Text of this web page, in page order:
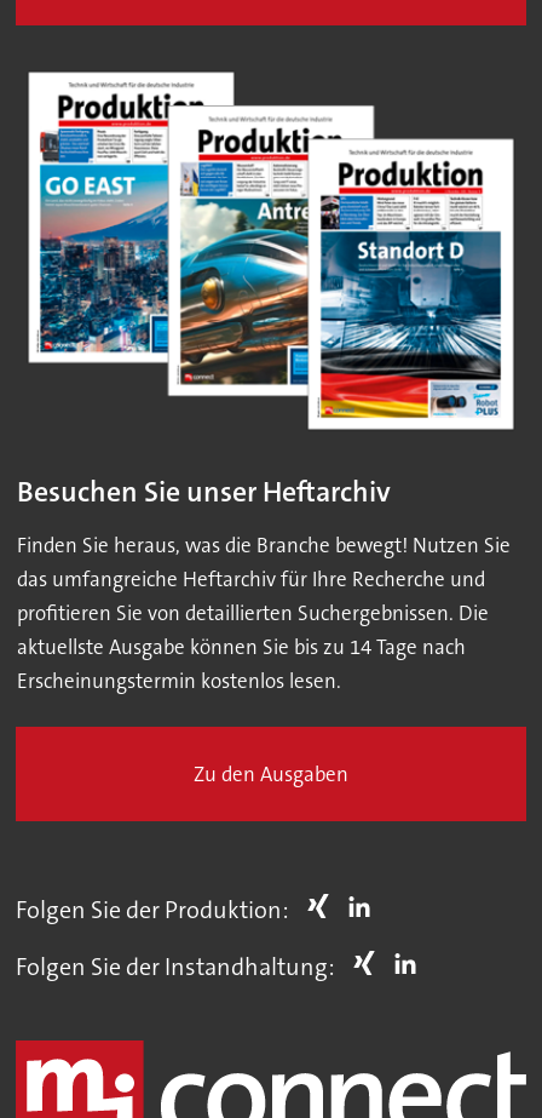
Besuchen Sie unser Heftarchiv
Finden Sie heraus, was die Branche bewegt! Nutzen Sie
das umfangreiche Heftarchiv für Ihre Recherche und
profitieren Sie von detaillierten Suchergebnissen. Die
aktuellste Ausgabe können Sie bis zu 14 Tage nach
Erscheinungstermin kostenlos lesen.
Zu den Ausgaben
Folgen Sie der Produktion:
Folgen Sie der Instandhaltung: